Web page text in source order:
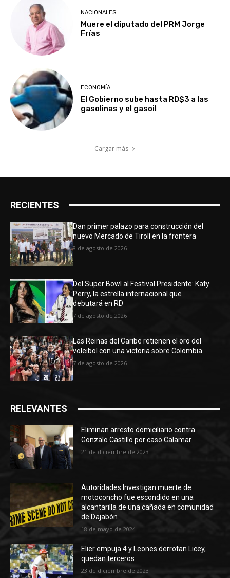
NACIONALES
Muere el diputado del PRM Jorge
Frías
ECONOMÍA
El Gobierno sube hasta RD$3 a las
gasolinas y el gasoil
Cargar más
RECIENTES
Dan primer palazo para construcción del
nuevo Mercado de Tirolí en la frontera
8 de agosto de 2026
Del Super Bowl al Festival Presidente: Katy
Perry, la estrella internacional que
debutará en RD
7 de agosto de 2026
Las Reinas del Caribe retienen el oro del
voleibol con una victoria sobre Colombia
7 de agosto de 2026
RELEVANTES
Eliminan arresto domiciliario contra
Gonzalo Castillo por caso Calamar
21 de diciembre de 2023
Autoridades Investigan muerte de
motoconcho fue escondido en una
alcantarilla de una cañada en comunidad
de Dajabón.
18 de mayo de 2024
Elier empuja 4 y Leones derrotan Licey,
quedan terceros
23 de diciembre de 2023